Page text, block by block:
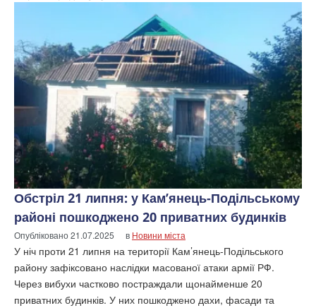
Обстріл 21 липня: у Кам’янець-Подільському
районі пошкоджено 20 приватних будинків
Опубліковано21.07.2025 в Новини міста
У ніч проти 21 липня на території Кам’янець-Подільського
району зафіксовано наслідки масованої атаки армії РФ.
Через вибухи частково постраждали щонайменше 20
приватних будинків. У них пошкоджено дахи, фасади та